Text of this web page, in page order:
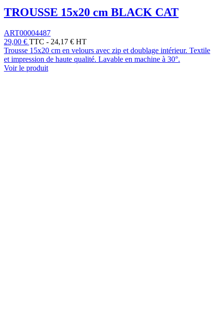
TROUSSE 15x20 cm BLACK CAT
ART00004487
29,00 € TTC - 24,17 € HT
Trousse 15x20 cm en velours avec zip et doublage intérieur. Textile
et impression de haute qualité. Lavable en machine à 30°.
Voir le produit